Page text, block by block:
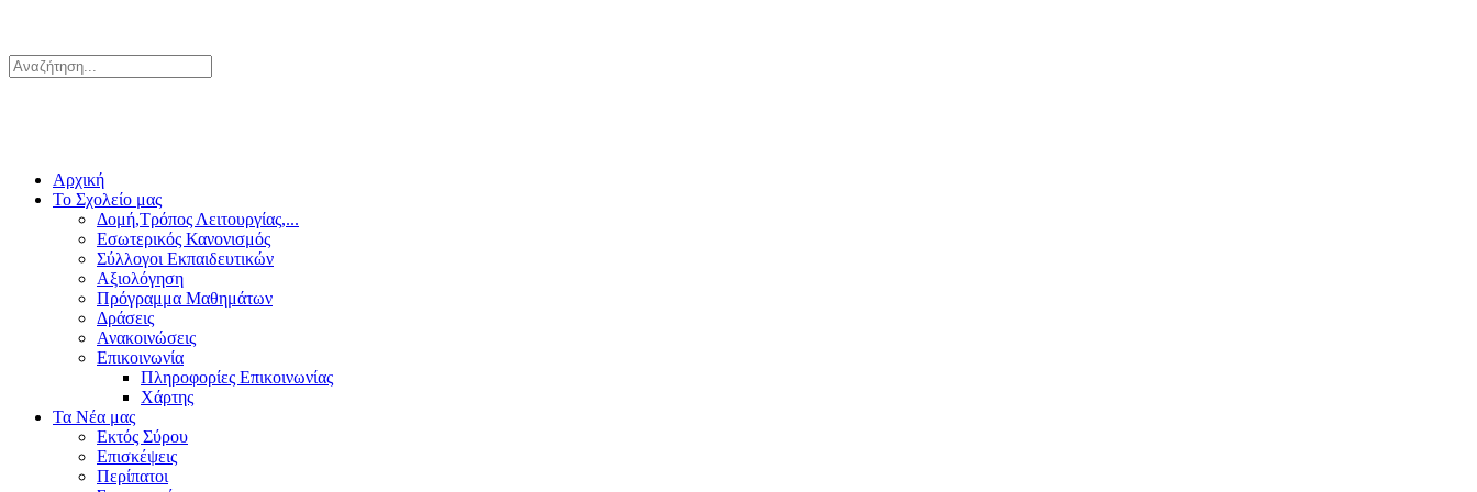
Αρχική
Το Σχολείο μας
Δομή,Τρόπος Λειτουργίας,...
Εσωτερικός Κανονισμός
Σύλλογοι Εκπαιδευτικών
Αξιολόγηση
Πρόγραμμα Μαθημάτων
Δράσεις
Ανακοινώσεις
Επικοινωνία
Πληροφορίες Επικοινωνίας
Χάρτης
Τα Νέα μας
Εκτός Σύρου
Επισκέψεις
Περίπατοι